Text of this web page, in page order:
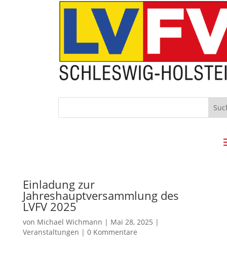
Einladung zur
Jahreshauptversammlung des
LVFV 2025
von Michael Wichmann | Mai 28, 2025 |
Veranstaltungen | 0 Kommentare